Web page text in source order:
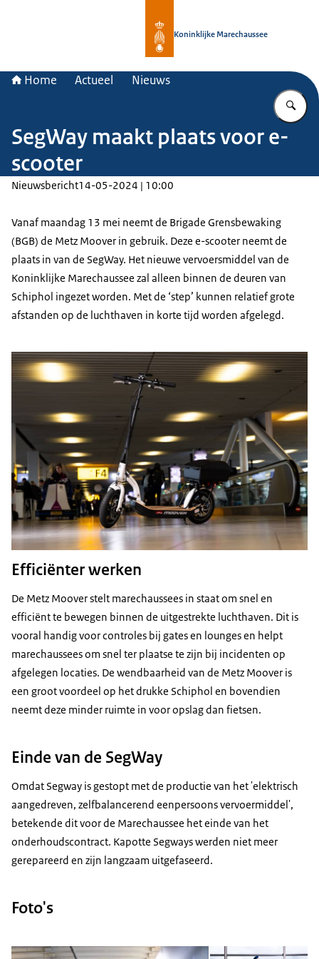
Koninklijke Marechaussee
Home Actueel Nieuws
SegWay maakt plaats voor e-
scooter
Nieuwsbericht14-05-2024 | 10:00
Vanaf maandag 13 mei neemt de Brigade Grensbewaking
(BGB) de Metz Moover in gebruik. Deze e-scooter neemt de
plaats in van de SegWay. Het nieuwe vervoersmiddel van de
Koninklijke Marechaussee zal alleen binnen de deuren van
Schiphol ingezet worden. Met de ‘step’ kunnen relatief grote
afstanden op de luchthaven in korte tijd worden afgelegd.
Efficiënter werken
De Metz Moover stelt marechaussees in staat om snel en
efficiënt te bewegen binnen de uitgestrekte luchthaven. Dit is
vooral handig voor controles bij gates en lounges en helpt
marechaussees om snel ter plaatse te zijn bij incidenten op
afgelegen locaties. De wendbaarheid van de Metz Moover is
een groot voordeel op het drukke Schiphol en bovendien
neemt deze minder ruimte in voor opslag dan fietsen.
Einde van de SegWay
Omdat Segway is gestopt met de productie van het 'elektrisch
aangedreven, zelfbalancerend eenpersoons vervoermiddel',
betekende dit voor de Marechaussee het einde van het
onderhoudscontract. Kapotte Segways werden niet meer
gerepareerd en zijn langzaam uitgefaseerd.
Foto's
Open de galerij in vergrote